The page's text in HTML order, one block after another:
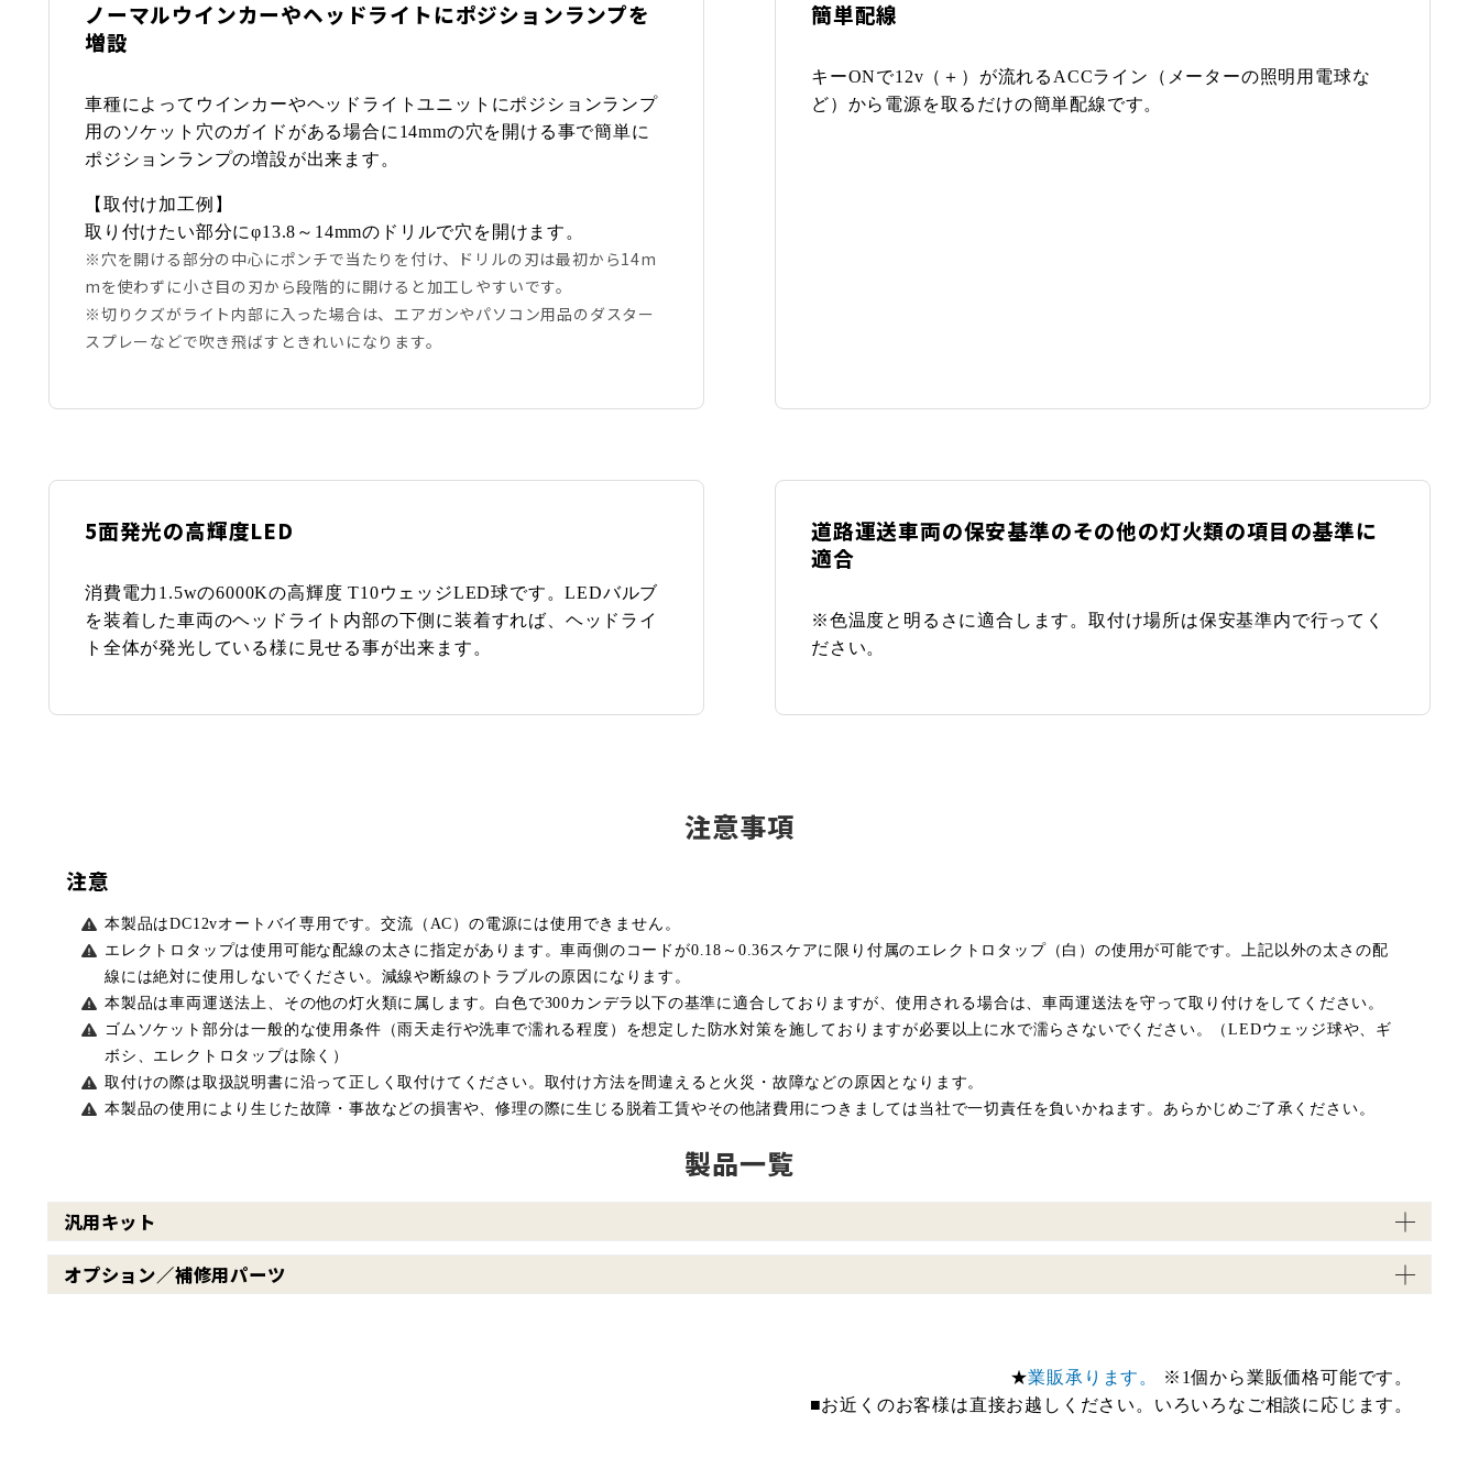
ノーマルウインカーやヘッドライトにポジションランプを
増設
車種によってウインカーやヘッドライトユニットにポジションランプ
用のソケット穴のガイドがある場合に14mmの穴を開ける事で簡単に
ポジションランプの増設が出来ます。
【取付け加工例】
取り付けたい部分にφ13.8～14mmのドリルで穴を開けます。
※穴を開ける部分の中心にポンチで当たりを付け、ドリルの刃は最初から14m
mを使わずに小さ目の刃から段階的に開けると加工しやすいです。
※切りクズがライト内部に入った場合は、エアガンやパソコン用品のダスター
スプレーなどで吹き飛ばすときれいになります。
簡単配線
キーONで12v（＋）が流れるACCライン（メーターの照明用電球な
ど）から電源を取るだけの簡単配線です。
5面発光の高輝度LED
消費電力1.5wの6000Kの高輝度 T10ウェッジLED球です。LEDバルブ
を装着した車両のヘッドライト内部の下側に装着すれば、ヘッドライ
ト全体が発光している様に見せる事が出来ます。
道路運送車両の保安基準のその他の灯火類の項目の基準に
適合
※色温度と明るさに適合します。取付け場所は保安基準内で行ってく
ださい。
注意事項
注意
本製品はDC12vオートバイ専用です。交流（AC）の電源には使用できません。
エレクトロタップは使用可能な配線の太さに指定があります。車両側のコードが0.18～0.36スケアに限り付属のエレクトロタップ（白）の使用が可能です。上記以外の太さの配
線には絶対に使用しないでください。減線や断線のトラブルの原因になります。
本製品は車両運送法上、その他の灯火類に属します。白色で300カンデラ以下の基準に適合しておりますが、使用される場合は、車両運送法を守って取り付けをしてください。
ゴムソケット部分は一般的な使用条件（雨天走行や洗車で濡れる程度）を想定した防水対策を施しておりますが必要以上に水で濡らさないでください。（LEDウェッジ球や、ギ
ボシ、エレクトロタップは除く）
取付けの際は取扱説明書に沿って正しく取付けてください。取付け方法を間違えると火災・故障などの原因となります。
本製品の使用により生じた故障・事故などの損害や、修理の際に生じる脱着工賃やその他諸費用につきましては当社で一切責任を負いかねます。あらかじめご了承ください。
製品一覧
汎用キット
オプション／補修用パーツ
★業販承ります。
※1個から業販価格可能です。
■お近くのお客様は直接お越しください。いろいろなご相談に応じます。